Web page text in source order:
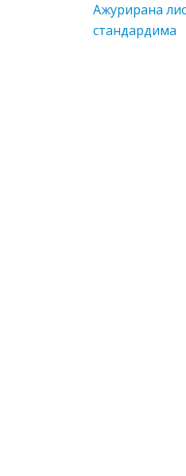
Aжурирaнa
стaндaрдимa